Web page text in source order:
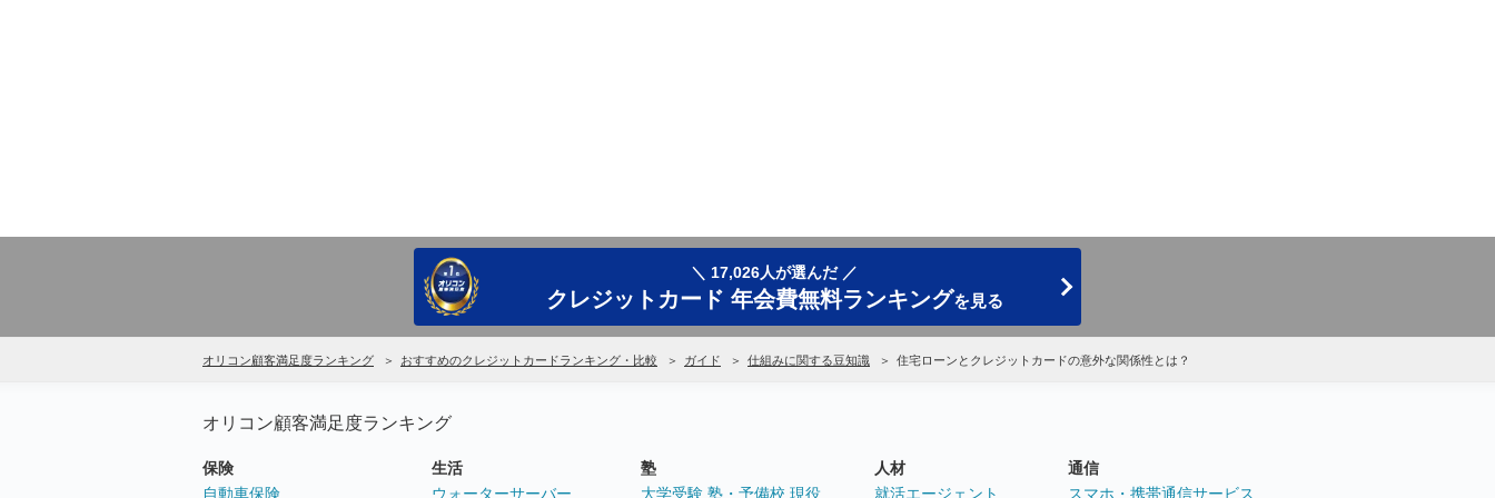
＼ 17,026人が選んだ ／
クレジットカード 年会費無料ランキングを見る
オリコン顧客満足度ランキング おすすめのクレジットカードランキング・比較 ガイド 仕組みに関する豆知識 住宅ローンとクレジットカードの意外な関係性とは？
オリコン顧客満足度ランキング
保険
自動車保険
生活
ウォーターサーバー
塾
大学受験 塾・予備校 現役
人材
就活エージェント
通信
スマホ・携帯通信サービス